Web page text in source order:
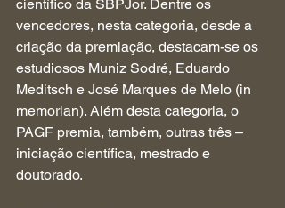
científico da SBPJor. Dentre os
vencedores, nesta categoria, desde a
criação da premiação, destacam-se os
estudiosos Muniz Sodré, Eduardo
Meditsch e José Marques de Melo (in
memorian). Além desta categoria, o
PAGF premia, também, outras três –
iniciação científica, mestrado e
doutorado.